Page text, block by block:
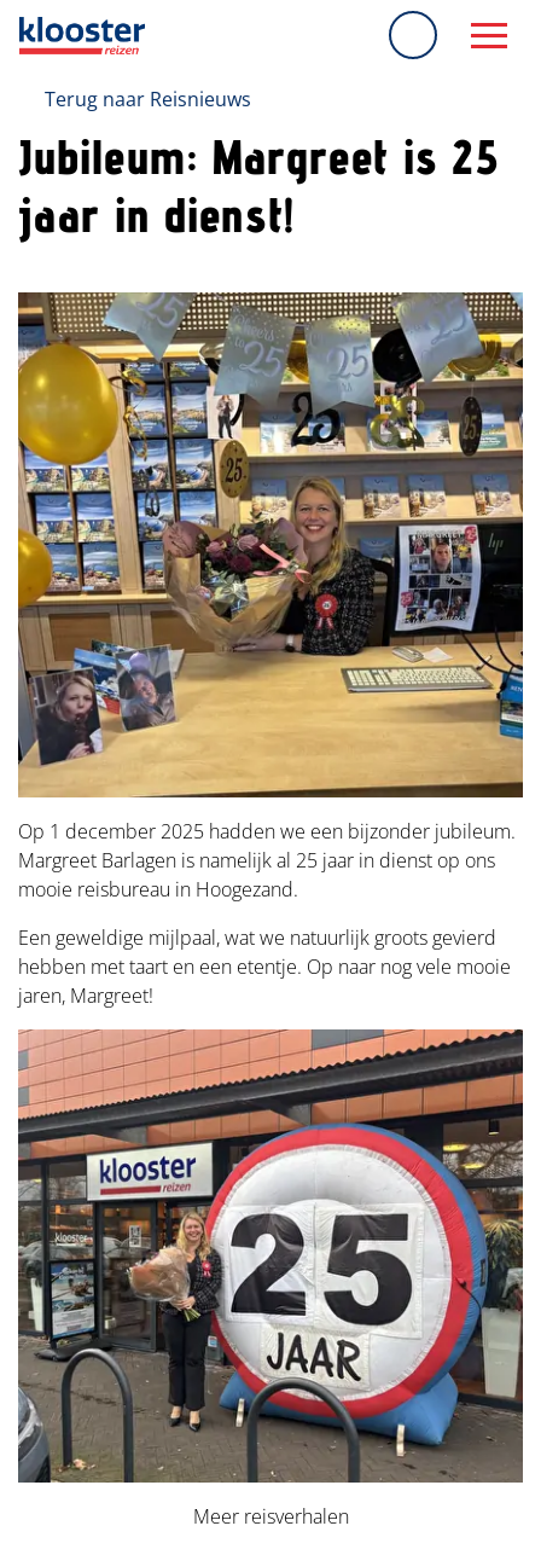
overslaan
Terug naar Reisnieuws
Jubileum: Margreet is 25
jaar in dienst!
Op 1 december 2025 hadden we een bijzonder jubileum.
Margreet Barlagen is namelijk al 25 jaar in dienst op ons
mooie reisbureau in Hoogezand.
Een geweldige mijlpaal, wat we natuurlijk groots gevierd
hebben met taart en een etentje. Op naar nog vele mooie
jaren, Margreet!
Meer reisverhalen